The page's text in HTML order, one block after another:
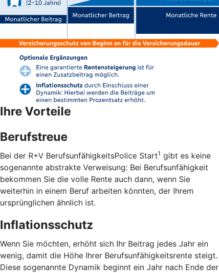
Ihre Vorteile
Berufstreue
Bei der R+V BerufsunfähigkeitsPolice Start1 gibt es keine
sogenannte abstrakte Verweisung: Bei Berufsunfähigkeit
bekommen Sie die volle Rente auch dann, wenn Sie
weiterhin in einem Beruf arbeiten könnten, der Ihrem
ursprünglichen ähnlich ist.
Inflationsschutz
Wenn Sie möchten, erhöht sich Ihr Beitrag jedes Jahr ein
wenig, damit die Höhe Ihrer Berufsunfähigkeitsrente steigt.
Diese sogenannte Dynamik beginnt ein Jahr nach Ende der